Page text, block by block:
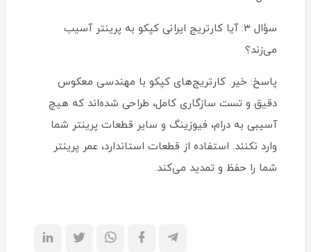
سؤال ۳: آیا کارتریج ایرانی کپکو به پرینتر آسیب
می‌زند؟
پاسخ: خیر. کارتریج‌های کپکو با مهندسی معکوس
دقیق و تست سازگاری کامل، طراحی شده‌اند که هیچ
آسیبی به درام، فیوزینگ و سایر قطعات پرینتر شما
وارد نکنند. استفاده از قطعات استاندارد، عمر پرینتر
شما را حفظ و تمدید می‌کند.